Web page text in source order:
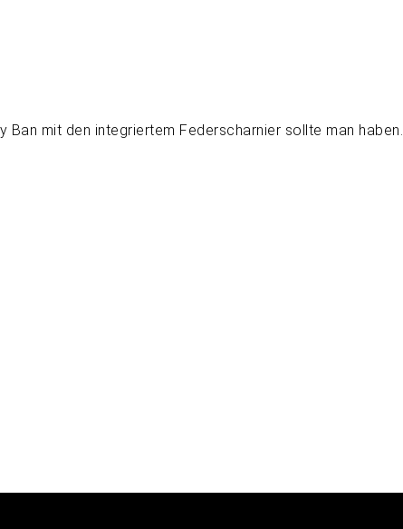
Ban mit den integriertem Federscharnier sollte man haben.